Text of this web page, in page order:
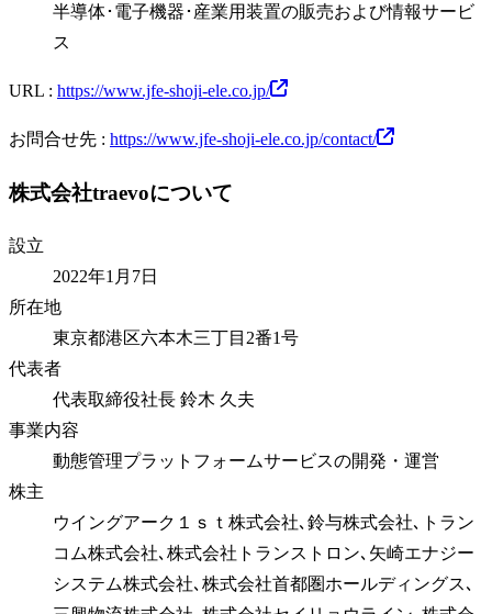
半導体･電子機器･産業用装置の販売および情報サービ
ス
URL : https://www.jfe-shoji-ele.co.jp/
お問合せ先 : https://www.jfe-shoji-ele.co.jp/contact/
株式会社traevoについて
設立
2022年1月7日
所在地
東京都港区六本木三丁目2番1号
代表者
代表取締役社長 鈴木 久夫
事業内容
動態管理プラットフォームサービスの開発・運営
株主
ウイングアーク１ｓｔ株式会社､鈴与株式会社､トラン
コム株式会社､株式会社トランストロン､矢崎エナジー
システム株式会社､株式会社首都圏ホールディングス､